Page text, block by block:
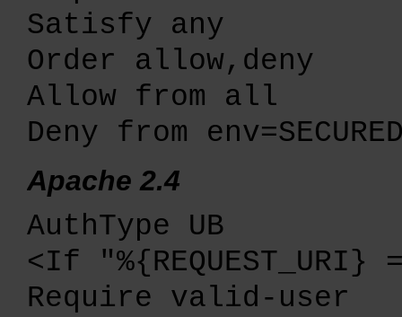
Satisfy any
Order allow,deny
Allow from all
Deny from
Apache 2.4
AuthType UB
<If
Require valid-user